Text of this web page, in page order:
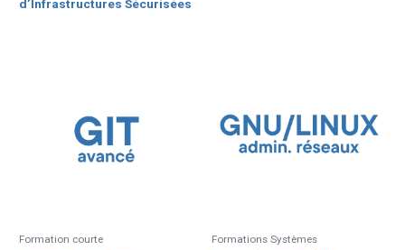
d’Infrastructures Sécurisées
Formation courte Formations Systèmes